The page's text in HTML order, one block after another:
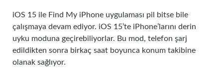
iOS 15 ile Find My iPhone uygulaması pil bitse bile
çalışmaya devam ediyor. iOS 15’te iPhone’larını derin
uyku moduna geçirebiliyorlar. Bu mod, telefon şarj
edildikten sonra birkaç saat boyunca konum takibine
olanak sağlıyor.